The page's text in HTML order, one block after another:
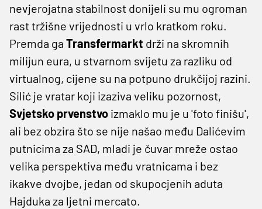
nevjerojatna stabilnost donijeli su mu ogroman
rast tržišne vrijednosti u vrlo kratkom roku.
Premda ga Transfermarkt drži na skromnih
milijun eura, u stvarnom svijetu za razliku od
virtualnog, cijene su na potpuno drukčijoj razini.
Silić je vratar koji izaziva veliku pozornost,
Svjetsko prvenstvo izmaklo mu je u 'foto finišu',
ali bez obzira što se nije našao među Dalićevim
putnicima za SAD, mladi je čuvar mreže ostao
velika perspektiva među vratnicama i bez
ikakve dvojbe, jedan od skupocjenih aduta
Hajduka za ljetni mercato.